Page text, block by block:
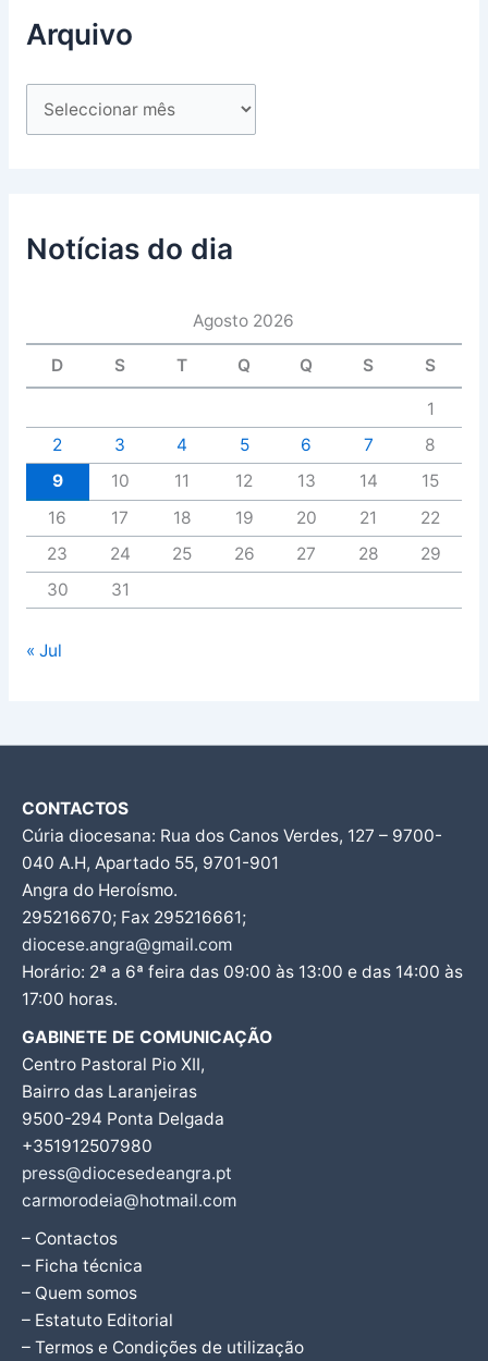
Arquivo
Notícias do dia
Agosto 2026
D S T Q Q S S
1
2
3 4 5 6 7
8
9
10 11 12 13 14
15
16
17 18 19 20 21
22
23
24 25 26 27 28
29
30
31
« Jul
CONTACTOS
Cúria diocesana: Rua dos Canos Verdes, 127 – 9700-
040 A.H, Apartado 55, 9701-901
Angra do Heroísmo.
295216670; Fax 295216661;
diocese.angra@gmail.com
Horário: 2ª a 6ª feira das 09:00 às 13:00 e das 14:00 às
17:00 horas.
GABINETE DE COMUNICAÇÃO
Centro Pastoral Pio XII,
Bairro das Laranjeiras
9500-294 Ponta Delgada
+351912507980
press@diocesedeangra.pt
carmorodeia@hotmail.com
– Contactos
– Ficha técnica
– Quem somos
– Estatuto Editorial
– Termos e Condições de utilização